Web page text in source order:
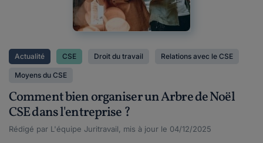
Actualité CSE Droit du travail Relations avec le CSE
Moyens du CSE
Comment bien organiser un Arbre de Noël
CSE dans l'entreprise ?
Rédigé par L'équipe Juritravail, mis à jour le 04/12/2025